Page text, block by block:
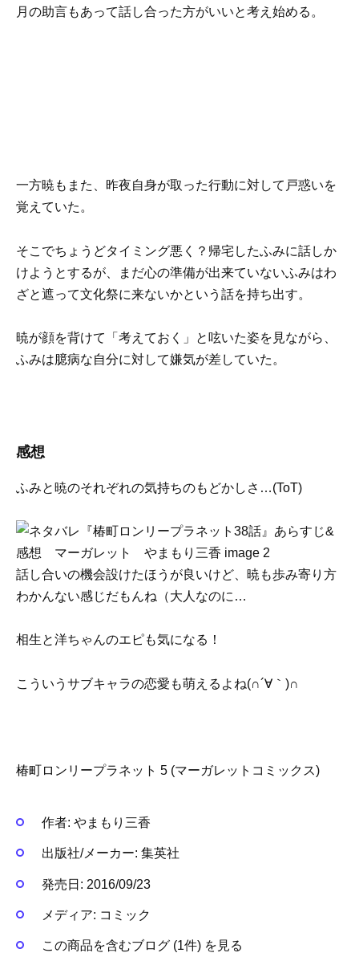
月の助言もあって話し合った方がいいと考え始める。
一方暁もまた、昨夜自身が取った行動に対して戸惑いを
覚えていた。
そこでちょうどタイミング悪く？帰宅したふみに話しか
けようとするが、まだ心の準備が出来ていないふみはわ
ざと遮って文化祭に来ないかという話を持ち出す。
暁が顔を背けて「考えておく」と呟いた姿を見ながら、
ふみは臆病な自分に対して嫌気が差していた。
感想
ふみと暁のそれぞれの気持ちのもどかしさ…(ToT)
話し合いの機会設けたほうが良いけど、暁も歩み寄り方
わかんない感じだもんね（大人なのに…
相生と洋ちゃんのエピも気になる！
こういうサブキャラの恋愛も萌えるよね(∩´∀｀)∩
椿町ロンリープラネット 5 (マーガレットコミックス)
作者: やまもり三香
出版社/メーカー: 集英社
発売日: 2016/09/23
メディア: コミック
この商品を含むブログ (1件) を見る